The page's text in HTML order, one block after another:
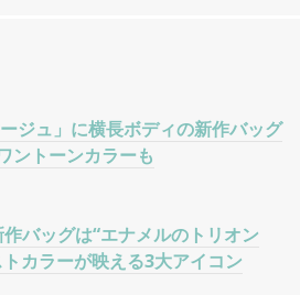
ジュ」に横長ボディの新作バッグ
ントーンカラーも
バッグは“エナメルのトリオン
カラーが映える3大アイコン